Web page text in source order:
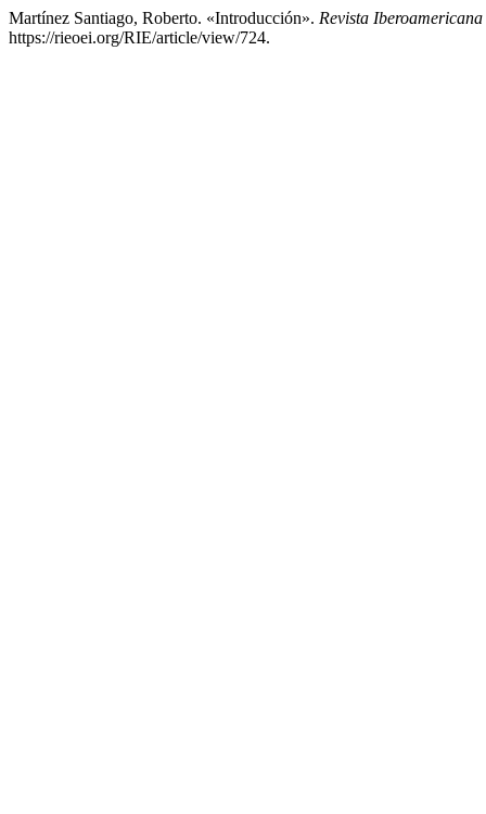
Martínez Santiago, Roberto. «Introducción». Revista
https://rieoei.org/RIE/article/view/724.